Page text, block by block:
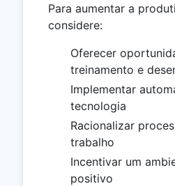
Para aumentar a
considere:
Oferecer
treinamento e
Implementar
tecnologia
Racionalizar
trabalho
Incentivar um
positivo